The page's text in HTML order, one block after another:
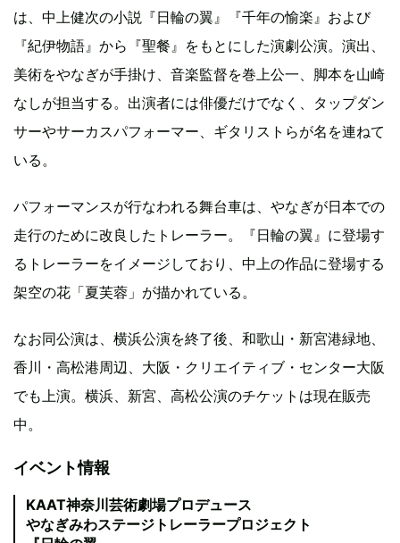
は、中上健次の小説『日輪の翼』『千年の愉楽』および
『紀伊物語』から『聖餐』をもとにした演劇公演。演出、
美術をやなぎが手掛け、音楽監督を巻上公一、脚本を山崎
なしが担当する。出演者には俳優だけでなく、タップダン
サーやサーカスパフォーマー、ギタリストらが名を連ねて
いる。
パフォーマンスが行なわれる舞台車は、やなぎが日本での
走行のために改良したトレーラー。『日輪の翼』に登場す
るトレーラーをイメージしており、中上の作品に登場する
架空の花「夏芙蓉」が描かれている。
なお同公演は、横浜公演を終了後、和歌山・新宮港緑地、
香川・高松港周辺、大阪・クリエイティブ・センター大阪
でも上演。横浜、新宮、高松公演のチケットは現在販売
中。
イベント情報
KAAT神奈川芸術劇場プロデュース
やなぎみわステージトレーラープロジェクト